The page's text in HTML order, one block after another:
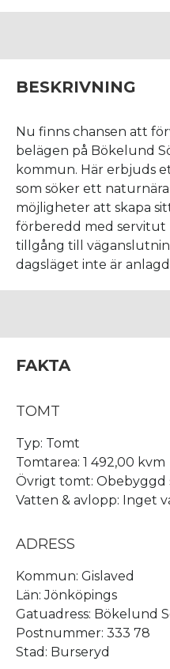
BESKRIVNING
Nu finns chansen att
belägen på Bökelund
kommun. Här erbjuds
som söker ett
möjligheter att skapa
förberedd med servitut
tillgång till
dagsläget inte är
FAKTA
TOMT
Typ: Tomt
Tomtarea: 1 492,00 kvm
Övrigt tomt: Obebyggd
Vatten & avlopp: Inget
ADRESS
Kommun: Gislaved
Län: Jönköpings
Gatuadress: Bökelund
Postnummer: 333 78
Stad: Burseryd